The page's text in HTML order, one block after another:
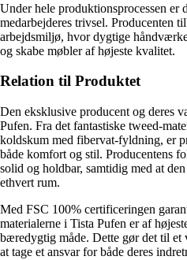
Under hele produktionsprocessen er
medarbejderes trivsel. Producenten
arbejdsmiljø, hvor dygtige
og skabe møbler af højeste kvalitet.
Relation til Produktet
Den eksklusive producent og deres
Pufen. Fra det fantastiske tweed-
koldskum med fibervat-fyldning, er
både komfort og stil. Producentens
solid og holdbar, samtidig med at
ethvert rum.
Med FSC 100% certificeringen
materialerne i Tista Pufen er af
bæredygtig måde. Dette gør det til et
at tage et ansvar for både deres